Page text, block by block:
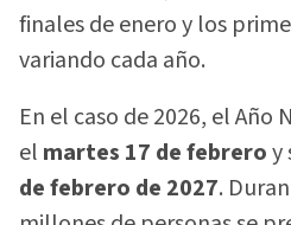
finales de enero y los
variando cada año.
En el caso de 2026, el Año
el martes 17 de febreroy
de febrero de 2027.